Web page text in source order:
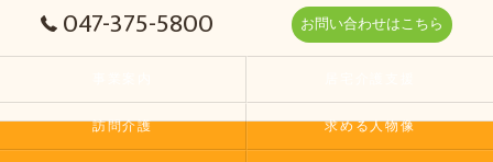
047-375-5800 お問い合わせはこちら
訪問介護 求める人物像